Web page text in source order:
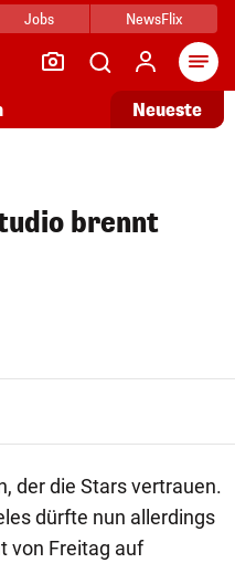
Jobs NewsFlix
Neueste
brennt
der die Stars vertrauen.
dürfte nun allerdings
von Freitag auf